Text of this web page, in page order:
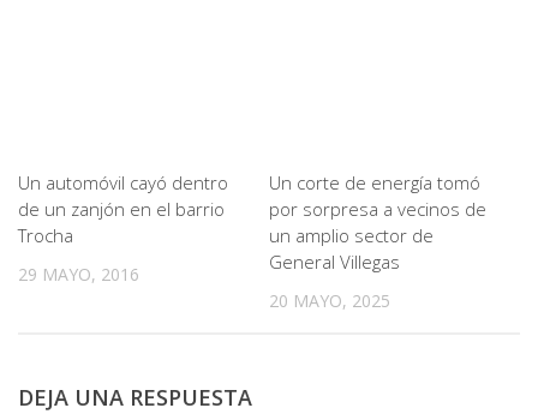
Un automóvil cayó dentro
de un zanjón en el barrio
Trocha
29 MAYO, 2016
Un corte de energía tomó
por sorpresa a vecinos de
un amplio sector de
General Villegas
20 MAYO, 2025
DEJA UNA RESPUESTA